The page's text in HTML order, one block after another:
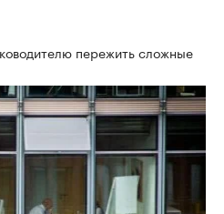
пережить сложные